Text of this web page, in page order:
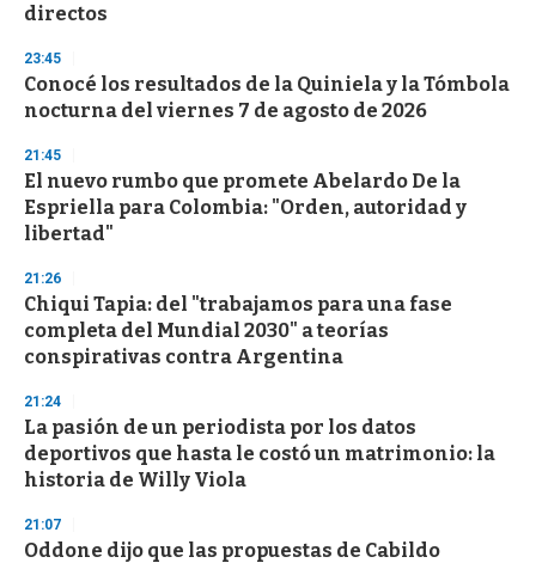
directos
23:45
Conocé los resultados de la Quiniela y la Tómbola
nocturna del viernes 7 de agosto de 2026
21:45
El nuevo rumbo que promete Abelardo De la
Espriella para Colombia: "Orden, autoridad y
libertad"
21:26
Chiqui Tapia: del "trabajamos para una fase
completa del Mundial 2030" a teorías
conspirativas contra Argentina
21:24
La pasión de un periodista por los datos
deportivos que hasta le costó un matrimonio: la
historia de Willy Viola
21:07
Oddone dijo que las propuestas de Cabildo